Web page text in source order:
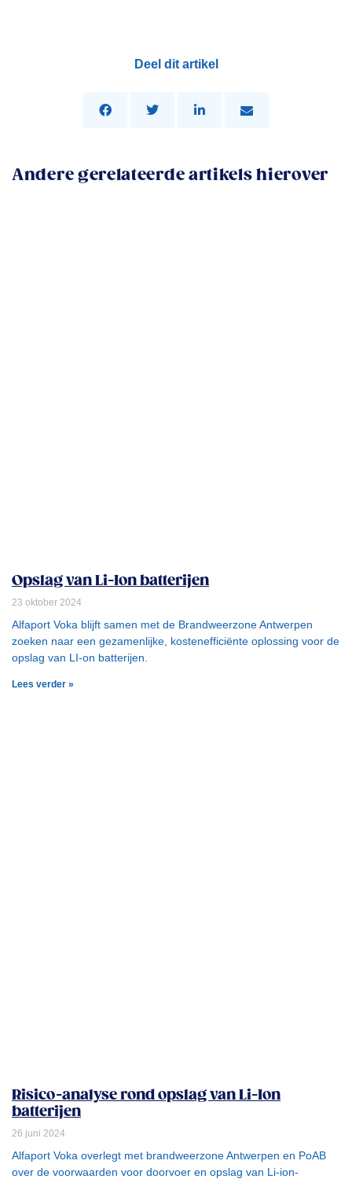
Deel dit artikel
Andere gerelateerde artikels hierover
Opslag van Li-Ion batterijen
23 oktober 2024
Alfaport Voka blijft samen met de Brandweerzone Antwerpen
zoeken naar een gezamenlijke, kostenefficiënte oplossing voor de
opslag van LI-on batterijen.
Lees verder »
Risico-analyse rond opslag van Li-Ion
batterijen
26 juni 2024
Alfaport Voka overlegt met brandweerzone Antwerpen en PoAB
over de voorwaarden voor doorvoer en opslag van Li-ion-